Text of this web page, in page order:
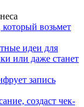
возьмет
идеи для
или даже станет
запись
создаст чек-